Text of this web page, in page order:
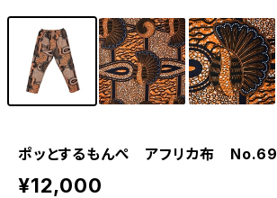
ポッとするもんぺ アフリカ布 No.69
¥12,000